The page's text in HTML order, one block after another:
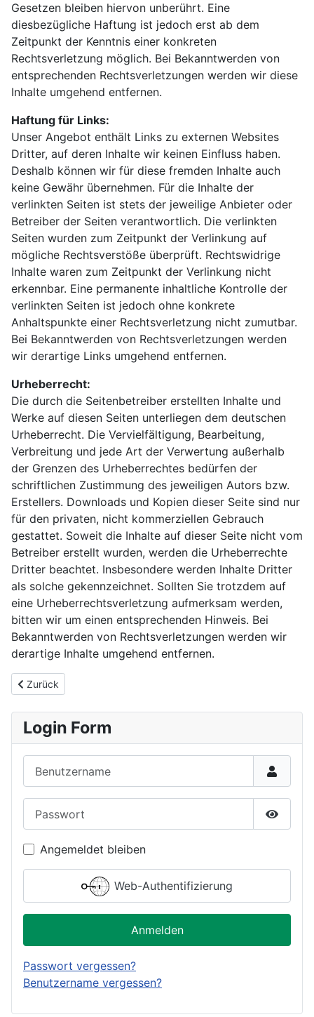
Gesetzen bleiben hiervon unberührt. Eine
diesbezügliche Haftung ist jedoch erst ab dem
Zeitpunkt der Kenntnis einer konkreten
Rechtsverletzung möglich. Bei Bekanntwerden von
entsprechenden Rechtsverletzungen werden wir diese
Inhalte umgehend entfernen.
Haftung für Links:
Unser Angebot enthält Links zu externen Websites
Dritter, auf deren Inhalte wir keinen Einfluss haben.
Deshalb können wir für diese fremden Inhalte auch
keine Gewähr übernehmen. Für die Inhalte der
verlinkten Seiten ist stets der jeweilige Anbieter oder
Betreiber der Seiten verantwortlich. Die verlinkten
Seiten wurden zum Zeitpunkt der Verlinkung auf
mögliche Rechtsverstöße überprüft. Rechtswidrige
Inhalte waren zum Zeitpunkt der Verlinkung nicht
erkennbar. Eine permanente inhaltliche Kontrolle der
verlinkten Seiten ist jedoch ohne konkrete
Anhaltspunkte einer Rechtsverletzung nicht zumutbar.
Bei Bekanntwerden von Rechtsverletzungen werden
wir derartige Links umgehend entfernen.
Urheberrecht:
Die durch die Seitenbetreiber erstellten Inhalte und
Werke auf diesen Seiten unterliegen dem deutschen
Urheberrecht. Die Vervielfältigung, Bearbeitung,
Verbreitung und jede Art der Verwertung außerhalb
der Grenzen des Urheberrechtes bedürfen der
schriftlichen Zustimmung des jeweiligen Autors bzw.
Erstellers. Downloads und Kopien dieser Seite sind nur
für den privaten, nicht kommerziellen Gebrauch
gestattet. Soweit die Inhalte auf dieser Seite nicht vom
Betreiber erstellt wurden, werden die Urheberrechte
Dritter beachtet. Insbesondere werden Inhalte Dritter
als solche gekennzeichnet. Sollten Sie trotzdem auf
eine Urheberrechtsverletzung aufmerksam werden,
bitten wir um einen entsprechenden Hinweis. Bei
Bekanntwerden von Rechtsverletzungen werden wir
derartige Inhalte umgehend entfernen.
Vorheriger Beitrag: Datenschutz
Zurück
Login Form
Angemeldet bleiben
Web-Authentifizierung
Anmelden
Passwort vergessen?
Benutzername vergessen?